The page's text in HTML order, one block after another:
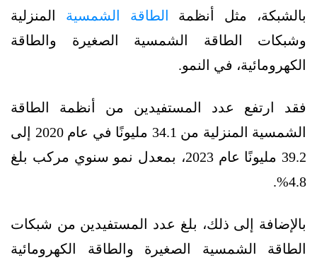
بالشبكة، مثل أنظمة
الطاقة الشمسية المنزلية
وشبكات الطاقة الشمسية الصغيرة والطاقة
الكهرومائية، في النمو.
فقد ارتفع عدد المستفيدين من أنظمة الطاقة
الشمسية المنزلية من 34.1 مليونًا في عام 2020 إلى
39.2 مليونًا عام 2023، بمعدل نمو سنوي مركب بلغ
4.8%.
بالإضافة إلى ذلك، بلغ عدد المستفيدين من شبكات
الطاقة الشمسية الصغيرة والطاقة الكهرومائية